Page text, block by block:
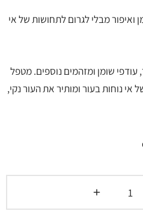
הנוכחי
₪109.65.
ואיפור מבלי לגרום לתחושות של אי
עודפי שומן ומזהמים נוספים. מטפל
נוחות בעור ומותיר את העור נקי,